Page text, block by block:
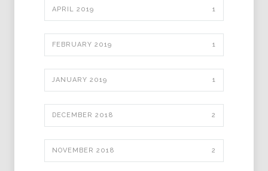
APRIL 2019 1
FEBRUARY 2019 1
JANUARY 2019 1
DECEMBER 2018 2
NOVEMBER 2018 2